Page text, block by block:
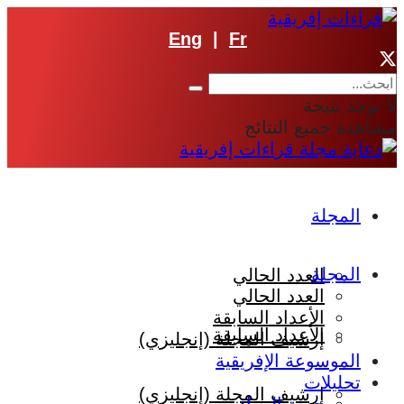
Eng Fr
لا توجد نتيجة
مشاهدة جميع النتائج
المجلة
العدد الحالي
الأعداد السابقة
إرشيف المجلة (إنجليزي)
المجلة
العدد الحالي
الأعداد السابقة
إرشيف المجلة (إنجليزي)
الموسوعة الإفريقية
تحليلات